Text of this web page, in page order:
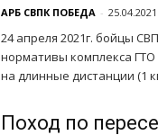
АРБ СВПК ПОБЕДА - 25.04.2021
24 апреля 2021г. бойцы
нормативы комплекса
на длинные дистанции (1
Поход по